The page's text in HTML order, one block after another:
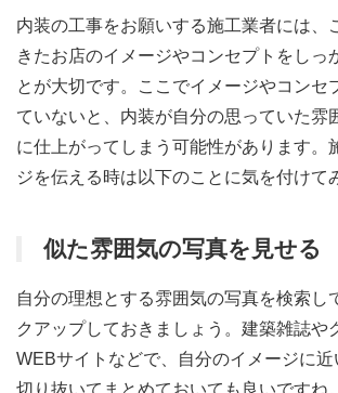
内装の工事をお願いする施工業者には、
きたお店のイメージやコンセプトをしっ
とが大切です。ここでイメージやコンセ
ていないと、内装が自分の思っていた雰
に仕上がってしまう可能性があります。
ジを伝える時は以下のことに気を付けて
似た雰囲気の写真を見せる
自分の理想とする雰囲気の写真を検索し
クアップしておきましょう。建築雑誌や
WEBサイトなどで、自分のイメージに